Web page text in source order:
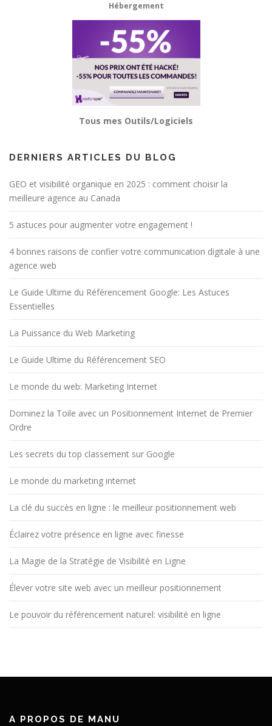
Hébergement
Tous mes Outils/Logiciels
DERNIERS ARTICLES DU BLOG
GEO et visibilité organique en 2025 : comment choisir la
meilleure agence au Canada
5 astuces pour augmenter votre engagement !
4 bonnes raisons de confier votre communication digitale à une
agence web
Le Guide Ultime du Référencement Google: Les Astuces
Essentielles
La Puissance du Web Marketing
Le Guide Ultime du Référencement SEO
Le monde du web: Marketing Internet
Dominez la Toile avec un Positionnement Internet de Premier
Ordre
Les secrets du top classement sur Google
Le monde du marketing internet
La clé du succès en ligne : le meilleur positionnement web
Éclairez votre présence en ligne avec finesse
La Magie de la Stratégie de Visibilité en Ligne
Élever votre site web avec un meilleur positionnement
Le pouvoir du référencement naturel: visibilité en ligne
A PROPOS DE MANU